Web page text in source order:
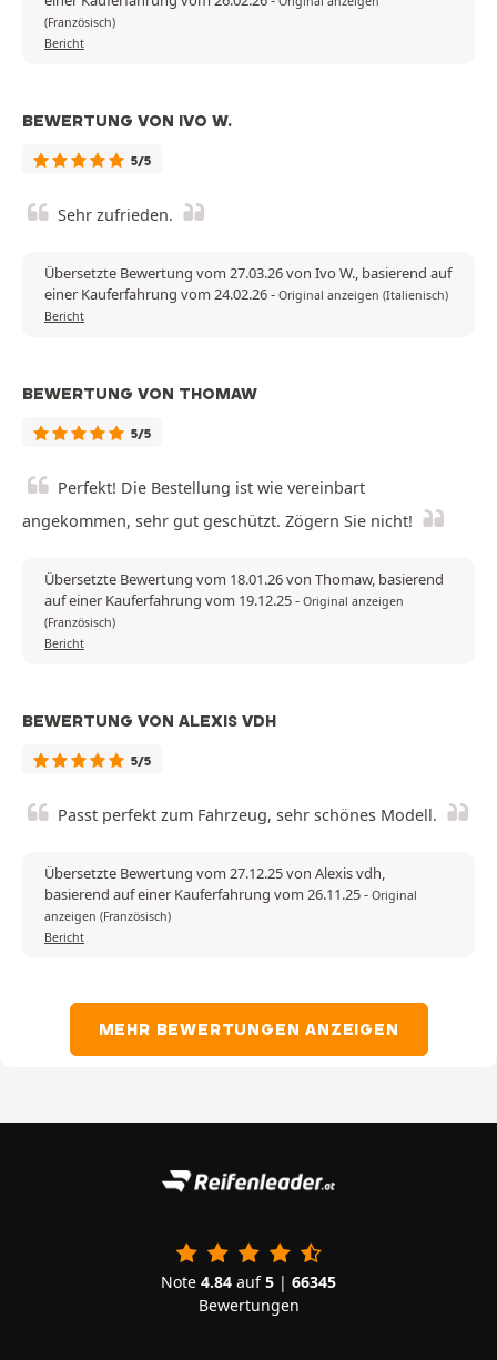
(Französisch)
Bericht
BEWERTUNG VON IVO W.
5/5
Sehr zufrieden.
Übersetzte Bewertung vom 27.03.26 von Ivo W., basierend auf
einer Kauferfahrung vom 24.02.26- Original anzeigen (Italienisch)
Bericht
BEWERTUNG VON THOMAW
5/5
Perfekt! Die Bestellung ist wie vereinbart
angekommen, sehr gut geschützt. Zögern Sie nicht!
Übersetzte Bewertung vom 18.01.26 von Thomaw, basierend
auf einer Kauferfahrung vom 19.12.25- Original anzeigen
(Französisch)
Bericht
BEWERTUNG VON ALEXIS VDH
5/5
Passt perfekt zum Fahrzeug, sehr schönes Modell.
Übersetzte Bewertung vom 27.12.25 von Alexis vdh,
basierend auf einer Kauferfahrung vom 26.11.25- Original
anzeigen (Französisch)
Bericht
MEHR BEWERTUNGEN ANZEIGEN
Note 4.84 auf5 | 66345
Bewertungen